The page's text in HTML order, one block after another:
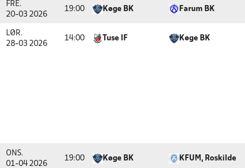
FRE.
20-03 2026
19:00 Køge BK Farum BK
LØR.
28-03 2026
14:00 Tuse IF Køge BK
ONS.
01-04 2026
19:00 Køge BK KFUM, Roskilde